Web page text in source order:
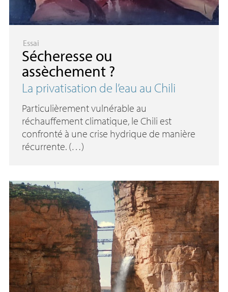
Essai
Sécheresse ou
assèchement?
La privatisation de l’eau au Chili
Particulièrement vulnérable au
réchauffement climatique, le Chili est
confronté à une crise hydrique de manière
récurrente. (…)